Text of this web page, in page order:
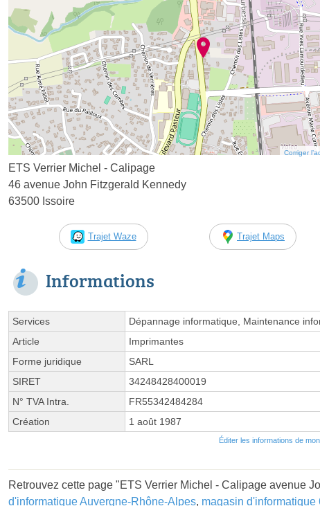
Corriger
ETS Verrier Michel - Calipage
46 avenue John Fitzgerald Kennedy
63500 Issoire
Trajet Waze Trajet Maps
Informations
Services
Dépannage informatique, Maintenance
Article
Imprimantes
Forme juridique
SARL
SIRET
34248428400019
N° TVA Intra.
FR55342484284
Création
1 août 1987
Éditer les informations de
Retrouvez cette page "ETS Verrier Michel - Calipage avenue
d'informatique Auvergne-Rhône-Alpes, magasin d'informatique